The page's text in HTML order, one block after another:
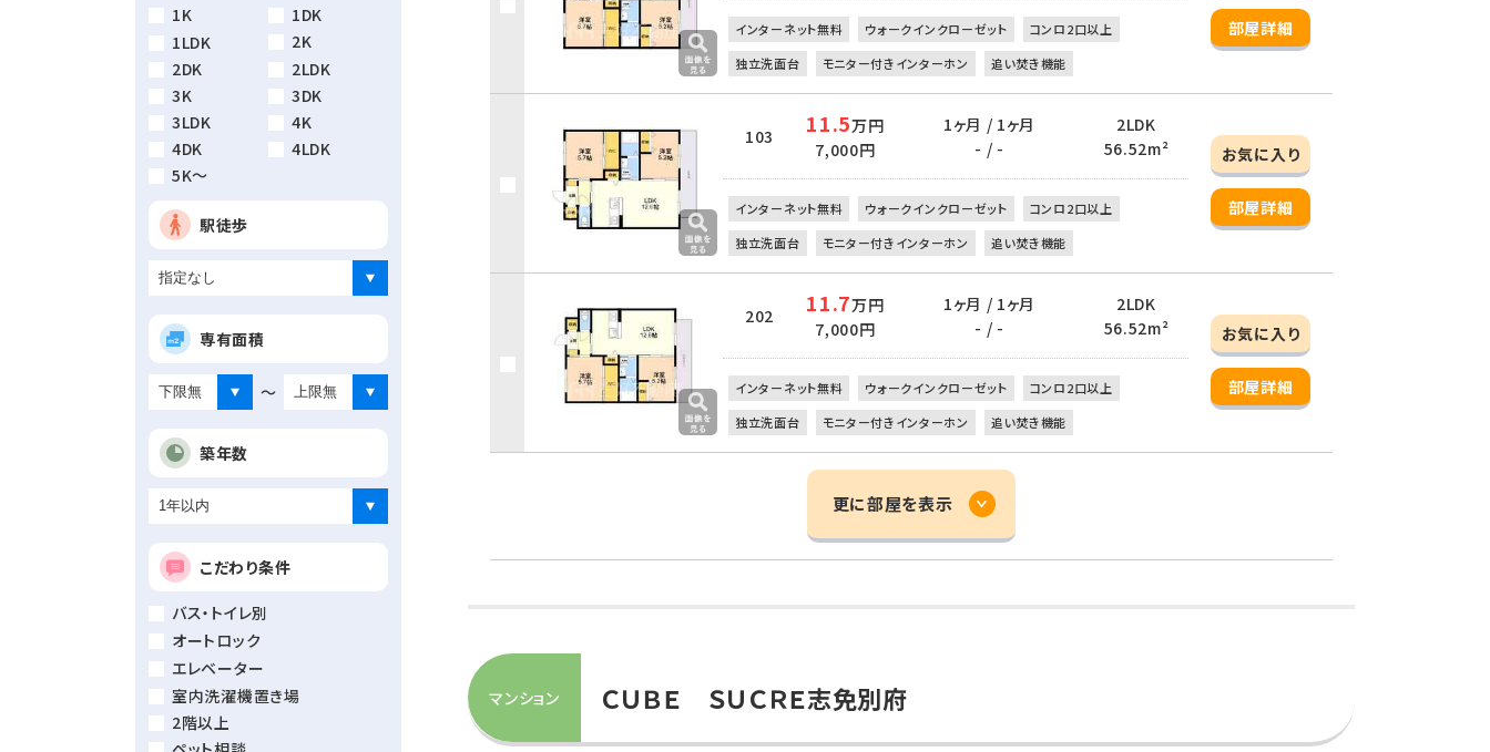
1K
1DK
1LDK
2K
2DK
2LDK
3K
3DK
3LDK
4K
4DK
4LDK
5K～
駅徒歩
専有面積
～
築年数
こだわり条件
バス・トイレ別
オートロック
エレベーター
室内洗濯機置き場
2階以上
部屋詳細
インターネット無料 ウォークインクローゼット
コンロ2口以上
独立洗面台
モニター付きインターホン 追い焚き機能
103 11.5万円
7,000円
1ヶ月 / 1ヶ月
- / -
2LDK
56.52m²
お気に入り
部屋詳細
インターネット無料 ウォークインクローゼット
コンロ2口以上
独立洗面台
モニター付きインターホン 追い焚き機能
202 11.7万円
7,000円
1ヶ月 / 1ヶ月
- / -
2LDK
56.52m²
お気に入り
部屋詳細
インターネット無料 ウォークインクローゼット
コンロ2口以上
独立洗面台
モニター付きインターホン 追い焚き機能
更に部屋を表示
マンション ＣＵＢＥ ＳＵＣＲＥ志免別府